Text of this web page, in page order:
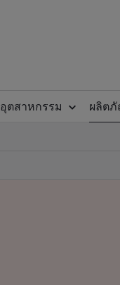
อุตสาหกรรม ผลิต